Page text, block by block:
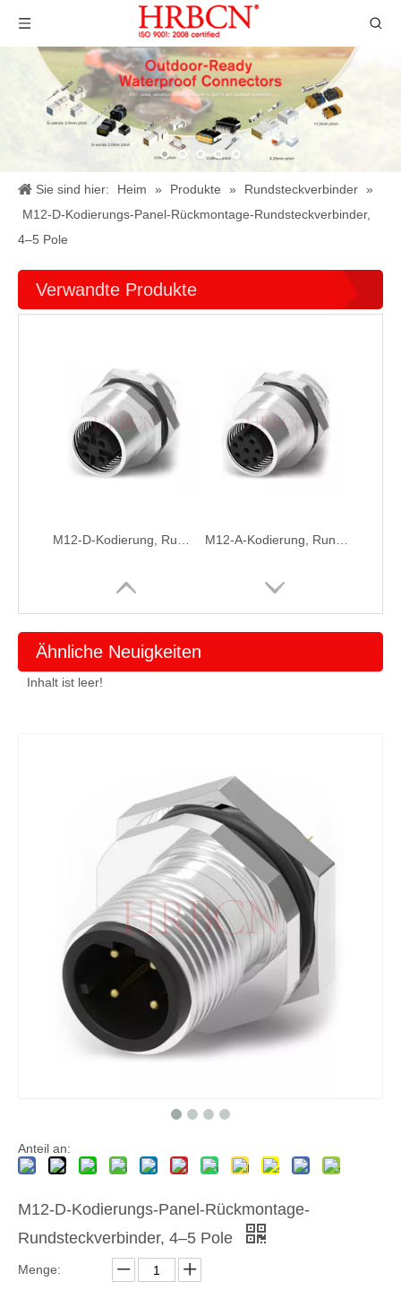
Sie sind hier: Heim » Produkte » Rundsteckverbinder »
M12-D-Kodierungs-Panel-Rückmontage-Rundsteckverbinder,
4–5 Pole
Verwandte Produkte
M12 A-kodierter Panel-Rundsteckverbinder für rückseitige Montage, 2–5 Pole
Ähnliche Neuigkeiten
Inhalt ist leer!
Anteil an:
M12-D-Kodierungs-Panel-Rückmontage-
Rundsteckverbinder, 4–5 Pole
Menge: